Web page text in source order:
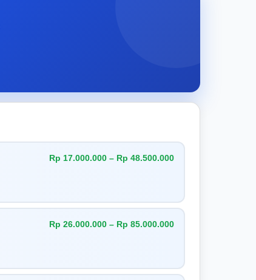
Rp 17.000.000 – Rp 48.500.000
Rp 26.000.000 – Rp 85.000.000